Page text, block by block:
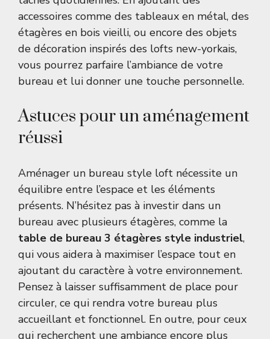
accessoires comme des tableaux en métal, des
étagères en bois vieilli, ou encore des objets
de décoration inspirés des lofts new-yorkais,
vous pourrez parfaire l’ambiance de votre
bureau et lui donner une touche personnelle.
Astuces pour un aménagement
réussi
Aménager un bureau style loft nécessite un
équilibre entre l’espace et les éléments
présents. N’hésitez pas à investir dans un
bureau avec plusieurs étagères, comme la
table de bureau 3 étagères style industriel,
qui vous aidera à maximiser l’espace tout en
ajoutant du caractère à votre environnement.
Pensez à laisser suffisamment de place pour
circuler, ce qui rendra votre bureau plus
accueillant et fonctionnel. En outre, pour ceux
qui recherchent une ambiance encore plus